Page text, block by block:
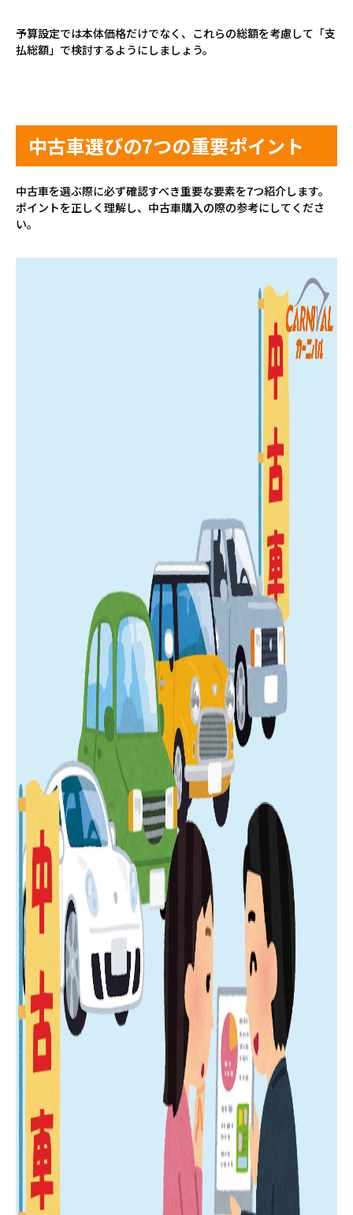
予算設定では本体価格だけでなく、これらの総額を考慮して「支
払総額」で検討するようにしましょう。
中古車選びの7つの重要ポイント
中古車を選ぶ際に必ず確認すべき重要な要素を7つ紹介します。
ポイントを正しく理解し、中古車購入の際の参考にしてくださ
い。